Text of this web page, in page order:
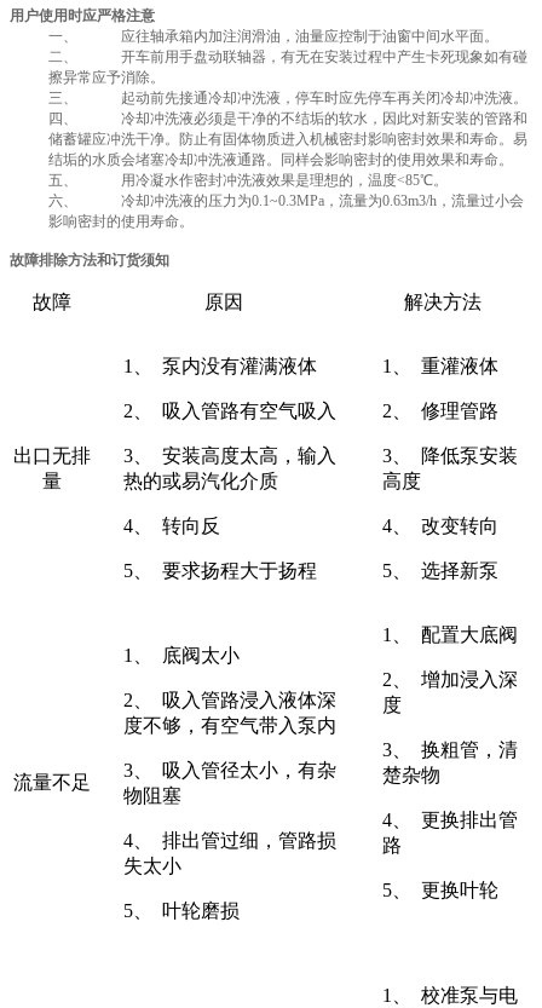
用户使用时应严格注意
一、 应往轴承箱内加注润滑油，油量应控制于油窗中间水平面。
二、 开车前用手盘动联轴器，有无在安装过程中产生卡死现象如有碰
擦异常应予消除。
三、 起动前先接通冷却冲洗液，停车时应先停车再关闭冷却冲洗液。
四、 冷却冲洗液必须是干净的不结垢的软水，因此对新安装的管路和
储蓄罐应冲洗干净。防止有固体物质进入机械密封影响密封效果和寿命。易
结垢的水质会堵塞冷却冲洗液通路。同样会影响密封的使用效果和寿命。
五、 用冷凝水作密封冲洗液效果是理想的，温度<85℃。
六、 冷却冲洗液的压力为0.1~0.3MPa，流量为0.63m3/h，流量过小会
影响密封的使用寿命。
故障排除方法和订货须知
故障 原因 解决方法
出口无排
量
1、 泵内没有灌满液体
2、 吸入管路有空气吸入
3、 安装高度太高，输入
热的或易汽化介质
4、 转向反
5、 要求扬程大于扬程
1、 重灌液体
2、 修理管路
3、 降低泵安装
高度
4、 改变转向
5、 选择新泵
流量不足
1、 底阀太小
2、 吸入管路浸入液体深
度不够，有空气带入泵内
3、 吸入管径太小，有杂
物阻塞
4、 排出管过细，管路损
失太小
5、 叶轮磨损
1、 配置大底阀
2、 增加浸入深
度
3、 换粗管，清
楚杂物
4、 更换排出管
路
5、 更换叶轮
1、 校准泵与电